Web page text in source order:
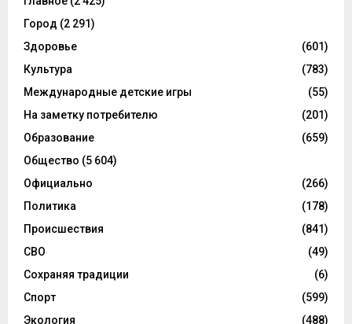
Город (2 291)
Здоровье
(601)
Культура
(783)
Международные детские игры
(55)
На заметку потребителю
(201)
Образование
(659)
Общество (5 604)
Официально
(266)
Политика
(178)
Происшествия
(841)
СВО
(49)
Сохраняя традиции
(6)
Спорт
(599)
Экология
(488)